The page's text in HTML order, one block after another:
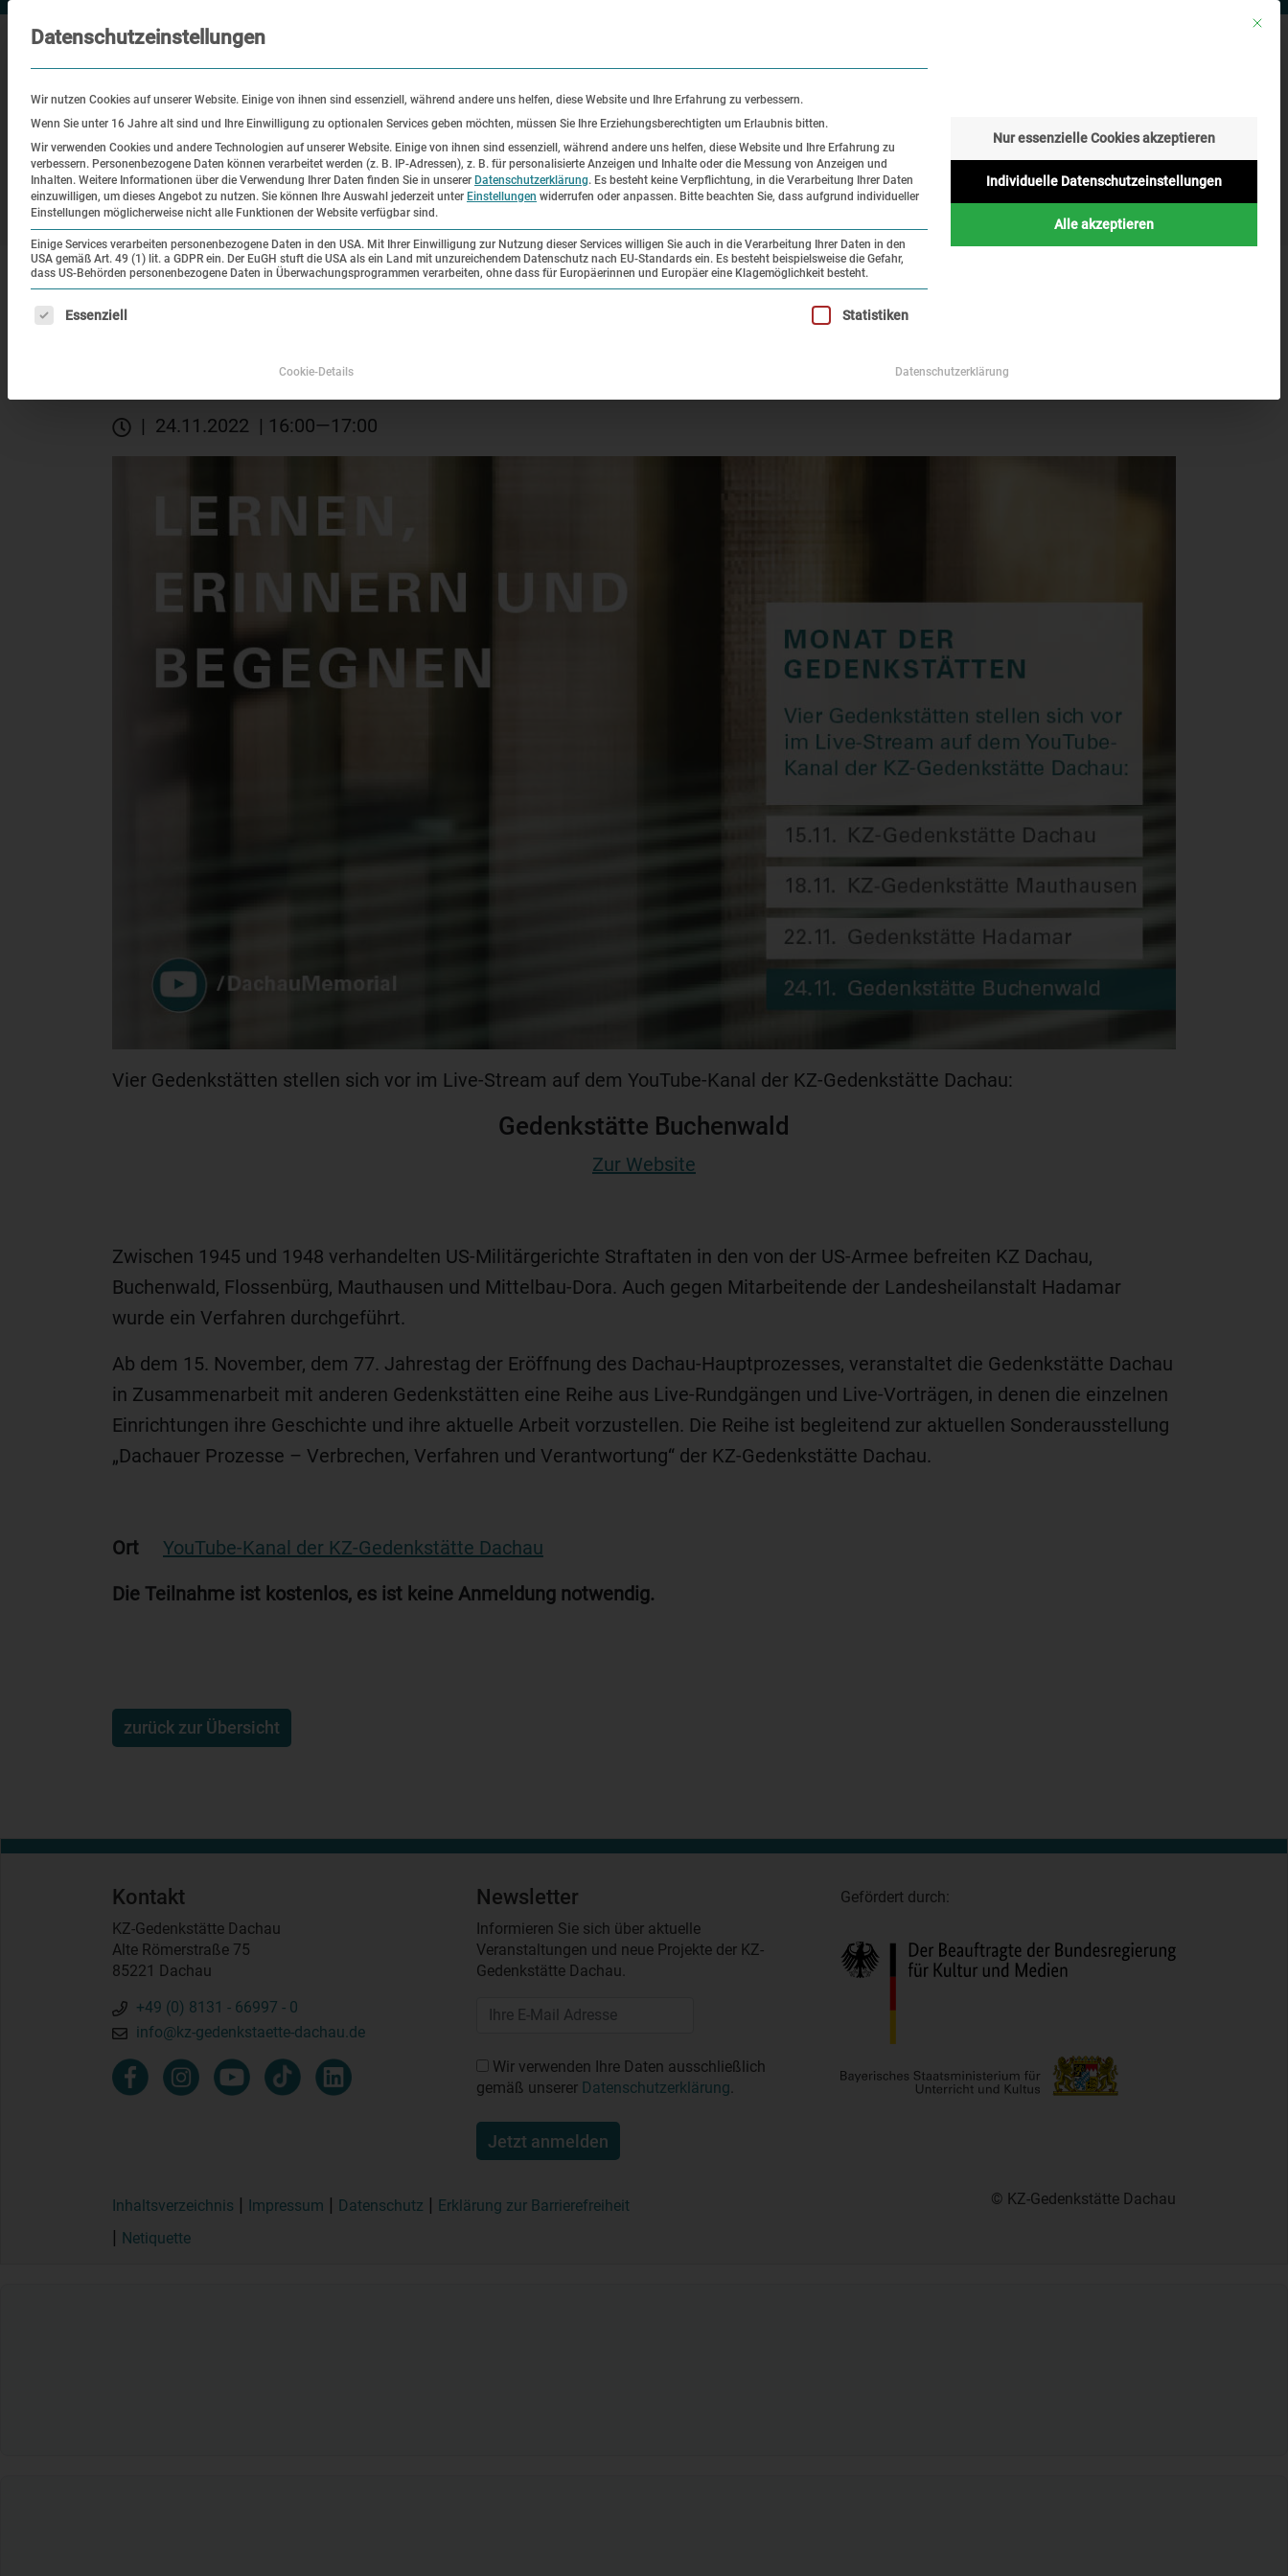
Besuch Bildung
Historischer
Ort
Ausstellungen
Forschung und
Sammlung
Geschichte
Online
Aktuelles
Startseite | Veranstaltungen | Die Gedenkstätte Buchenwald
Die Gedenkstätte Buchenwald
| 24.11.2022 | 16:00—17:00
Vier Gedenkstätten stellen sich vor im Live-Stream auf dem YouTube-Kanal der KZ-Gedenkstätte Dachau:
Gedenkstätte Buchenwald
Zur Website
Zwischen 1945 und 1948 verhandelten US-Militärgerichte Straftaten in den von der US-Armee befreiten KZ Dachau,
Buchenwald, Flossenbürg, Mauthausen und Mittelbau-Dora. Auch gegen Mitarbeitende der Landesheilanstalt Hadamar
wurde ein Verfahren durchgeführt.
Ab dem 15. November, dem 77. Jahrestag der Eröffnung des Dachau-Hauptprozesses, veranstaltet die Gedenkstätte Dachau
in Zusammenarbeit mit anderen Gedenkstätten eine Reihe aus Live-Rundgängen und Live-Vorträgen, in denen die einzelnen
Einrichtungen ihre Geschichte und ihre aktuelle Arbeit vorzustellen. Die Reihe ist begleitend zur aktuellen Sonderausstellung
„Dachauer Prozesse – Verbrechen, Verfahren und Verantwortung“ der KZ-Gedenkstätte Dachau.
Ort YouTube-Kanal der KZ-Gedenkstätte Dachau
Die Teilnahme ist kostenlos, es ist keine Anmeldung notwendig.
zurück zur Übersicht
Kontakt
KZ-Gedenkstätte Dachau
Alte Römerstraße 75
85221 Dachau
+49 (0) 8131 - 66997 - 0
info@kz-gedenkstaette-dachau.de
Newsletter
Informieren Sie sich über aktuelle
Veranstaltungen und neue Projekte der KZ-
Gedenkstätte Dachau.
Wir verwenden Ihre Daten ausschließlich
gemäß unserer Datenschutzerklärung.
Jetzt anmelden
Gefördert durch:
Inhaltsverzeichnis Impressum Datenschutz
Erklärung zur Barrierefreiheit
Netiquette
© KZ-Gedenkstätte Dachau
Mit
Datenschutzeinstellungen
Wir nutzen Cookies auf unserer Website. Einige von ihnen sind essenziell, während andere uns helfen, diese Website und Ihre Erfahrung zu verbessern.
Wenn Sie unter 16 Jahre alt sind und Ihre Einwilligung zu optionalen Services geben möchten, müssen Sie Ihre Erziehungsberechtigten um Erlaubnis bitten.
Wir verwenden Cookies und andere Technologien auf unserer Website. Einige von ihnen sind essenziell, während andere uns helfen, diese Website und Ihre Erfahrung zu
verbessern. Personenbezogene Daten können verarbeitet werden (z. B. IP-Adressen), z. B. für personalisierte Anzeigen und Inhalte oder die Messung von Anzeigen und
Inhalten. Weitere Informationen über die Verwendung Ihrer Daten finden Sie in unserer Datenschutzerklärung. Es besteht keine Verpflichtung, in die Verarbeitung Ihrer Daten
einzuwilligen, um dieses Angebot zu nutzen. Sie können Ihre Auswahl jederzeit unter Einstellungen widerrufen oder anpassen. Bitte beachten Sie, dass aufgrund individueller
Einstellungen möglicherweise nicht alle Funktionen der Website verfügbar sind.
Einige Services verarbeiten personenbezogene Daten in den USA. Mit Ihrer Einwilligung zur Nutzung dieser Services willigen Sie auch in die Verarbeitung Ihrer Daten in den
USA gemäß Art. 49 (1) lit. a GDPR ein. Der EuGH stuft die USA als ein Land mit unzureichendem Datenschutz nach EU-Standards ein. Es besteht beispielsweise die Gefahr,
dass US-Behörden personenbezogene Daten in Überwachungsprogrammen verarbeiten, ohne dass für Europäerinnen und Europäer eine Klagemöglichkeit besteht.
Es folgt eine Liste der Service-Gruppen, für die eine Einwilligung erteilt werden kann. Die erste Service-Gruppe ist essenziell und kann nicht abgewählt werden.
Essenziell Statistiken
Nur essenzielle Cookies akzeptieren
Individuelle Datenschutzeinstellungen
Alle akzeptieren
Cookie-Details Datenschutzerklärung